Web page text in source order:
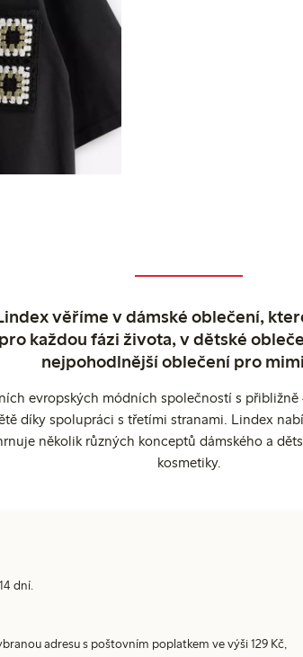
věříme v dámské oblečení,
každou fázi života, v dětské
nejpohodlnější oblečení pro
evropských módních společností s
díky spolupráci s třetími stranami. Lindex
několik různých konceptů dámského a
kosmetiky.
dní.
adresu s poštovním poplatkem ve výši 129 Kč,